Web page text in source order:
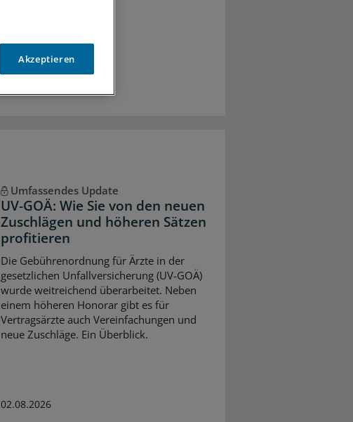
Umfassendes Update
UV-GOÄ: Wie Sie von den neuen
Zuschlägen und höheren Sätzen
profitieren
Die Gebührenordnung für Ärzte in der
gesetzlichen Unfallversicherung (UV-GOÄ)
wurde weitreichend überarbeitet. Neben
einem höheren Honorar gibt es für
Vertragsärzte auch Vereinfachungen und
neue Zuschläge. Ein Überblick.
02.08.2026
Akzeptieren